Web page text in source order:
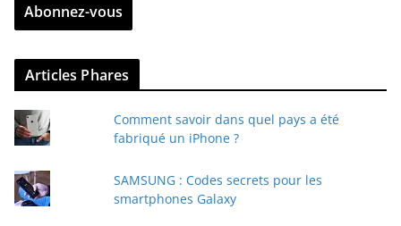
z
v
r
e
e
Abonnez-vous
Articles Phares
Comment savoir dans quel pays a été
fabriqué un iPhone ?
SAMSUNG : Codes secrets pour les
smartphones Galaxy